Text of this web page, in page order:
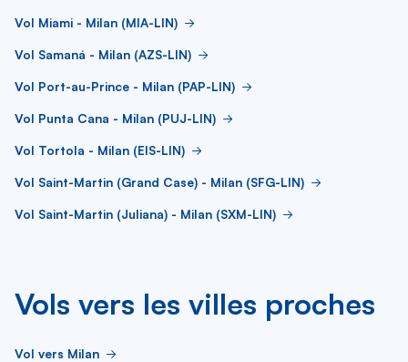
Vol Miami - Milan (MIA-LIN)
Vol Samaná - Milan (AZS-LIN)
Vol Port-au-Prince - Milan (PAP-LIN)
Vol Punta Cana - Milan (PUJ-LIN)
Vol Tortola - Milan (EIS-LIN)
Vol Saint-Martin (Grand Case) - Milan (SFG-LIN)
Vol Saint-Martin (Juliana) - Milan (SXM-LIN)
Vols vers les villes proches
Vol vers Milan